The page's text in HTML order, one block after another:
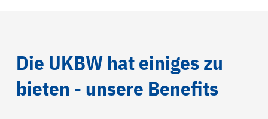
Die UKBW hat einiges zu
bieten - unsere Benefits